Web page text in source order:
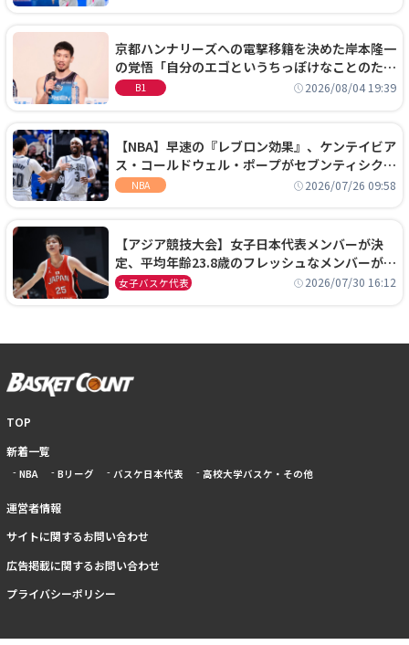
京都ハンナリーズへの電撃移籍を決めた岸本隆一
の覚悟「自分のエゴというちっぽけなことのため
に、京都に来たわけではない」
B1 2026/08/04 19:39
【NBA】早速の『レブロン効果』、ケンテイビア
ス・コールドウェル・ポープがセブンティシクサ
ーズに1年契約で加入
NBA 2026/07/26 09:58
【アジア競技大会】女子日本代表メンバーが決
定、平均年齢23.8歳のフレッシュなメンバーが日
本開催の大舞台で頂点を狙う
女子バスケ代表 2026/07/30 16:12
TOP
新着一覧
NBA Bリーグ バスケ日本代表 高校大学バスケ・その他
運営者情報
サイトに関するお問い合わせ
広告掲載に関するお問い合わせ
プライバシーポリシー